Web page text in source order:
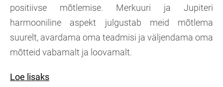
positiivse mõtlemise. Merkuuri ja Jupiteri
harmooniline aspekt julgustab meid mõtlema
suurelt, avardama oma teadmisi ja väljendama oma
mõtteid vabamalt ja loovamalt.
Loe lisaks